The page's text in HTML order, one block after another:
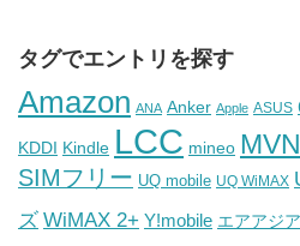
タグでエントリを探す
Amazon ANA Anker Apple ASUS
KDDI Kindle LCC mineo
SIMフリー UQ mobile UQ WiMAX
ズ WiMAX 2+ Y!mobile エアアジア